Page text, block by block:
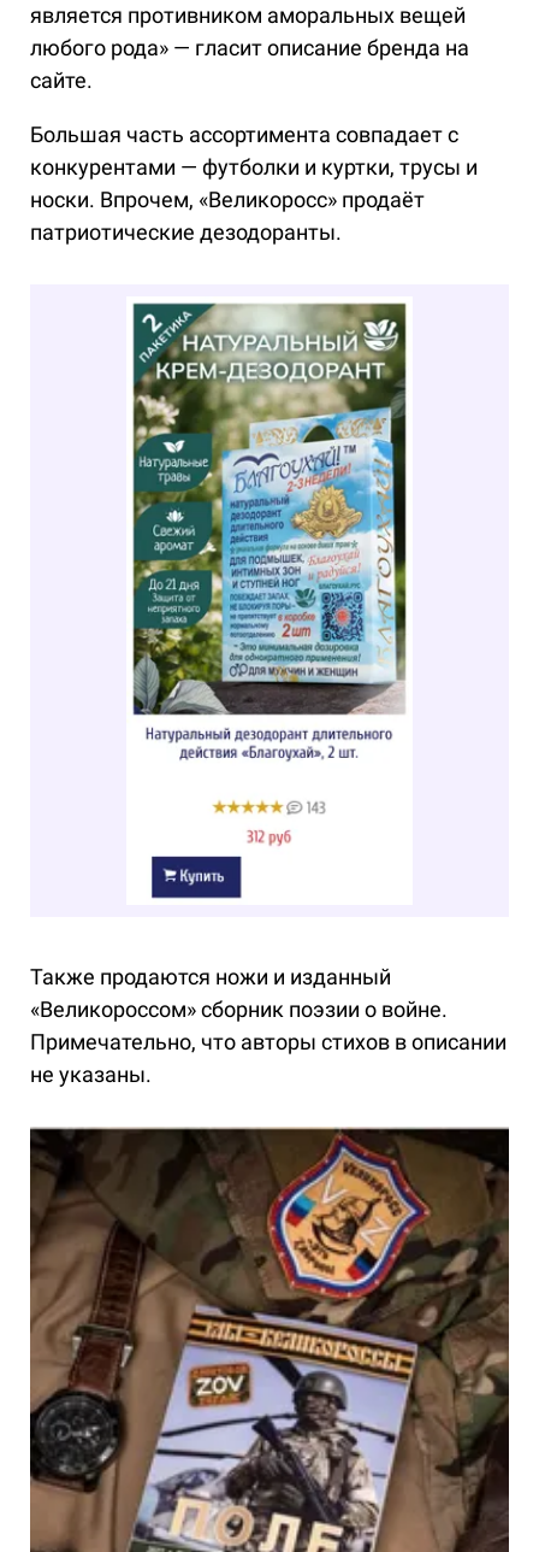
является противником аморальных вещей
любого рода» — гласит описание бренда на
сайте.
Большая часть ассортимента совпадает с
конкурентами — футболки и куртки, трусы и
носки. Впрочем, «Великоросс» продаёт
патриотические дезодоранты.
Также продаются ножи и изданный
«Великороссом» сборник поэзии о войне.
Примечательно, что авторы стихов в описании
не указаны.